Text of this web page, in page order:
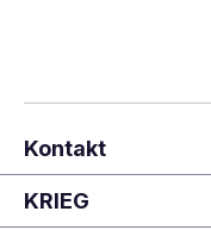
Kontakt
KRIEG